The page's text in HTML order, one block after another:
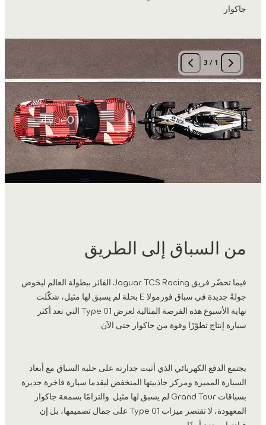
جاكوار.
1
/
3
من السباق إلى الطريق
فيما تحضّر فريق Jaguar TCS Racing الفائز ببطولة العالم ليخوض
جولةً جديدة في سباق فورمولا E بحلة لم يسبق لها مثيل، شكّلت
نهاية الأسبوع هذه الفرصة المثالية لعرض Type 01 التي تعد أكثر
سيارة إنتاج تطوّرًا وقوة من جاكوار حتى الآن.
يجتمع الدفع الكهربائي الذي أثبت جدارته على حلبة السباق مع أبعاد
السيارة المميزة ومركز جاذبيتها المنخفض ليقدما سيارة فاخرة جديرة
بسباقات Grand Tour لم يسبق لها مثيل. والتزامًا بسمعة جاكوار
المعهودة، لا تقتصر ميزات Type 01 على جمال تصميمها، بل إن